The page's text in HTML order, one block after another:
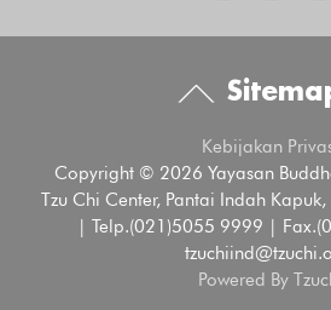
Kebijakan
Copyright © 2026 Yayasan
Tzu Chi Center, Pantai Indah
| Telp.(021)5055 9999 |
Powered By